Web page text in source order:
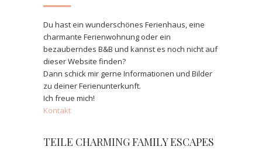
Du hast ein wunderschönes Ferienhaus, eine
charmante Ferienwohnung oder ein
bezauberndes B&B und kannst es noch nicht auf
dieser Website finden?
Dann schick mir gerne Informationen und Bilder
zu deiner Ferienunterkunft.
Ich freue mich!
Kontakt
TEILE CHARMING FAMILY ESCAPES